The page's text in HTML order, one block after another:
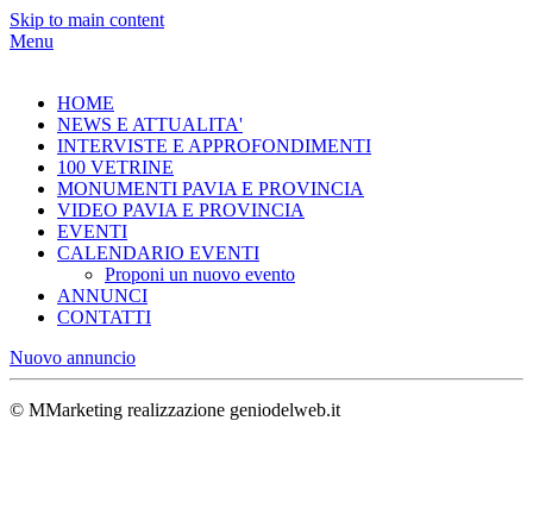
Skip to main content
Menu
HOME
NEWS E ATTUALITA'
INTERVISTE E APPROFONDIMENTI
100 VETRINE
MONUMENTI PAVIA E PROVINCIA
VIDEO PAVIA E PROVINCIA
EVENTI
CALENDARIO EVENTI
Proponi un nuovo evento
ANNUNCI
CONTATTI
Nuovo annuncio
© MMarketing realizzazione geniodelweb.it